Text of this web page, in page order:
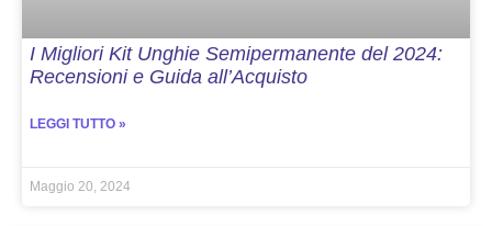
I Migliori Kit Unghie Semipermanente del 2024:
Recensioni e Guida all’Acquisto
LEGGI TUTTO »
Maggio 20, 2024